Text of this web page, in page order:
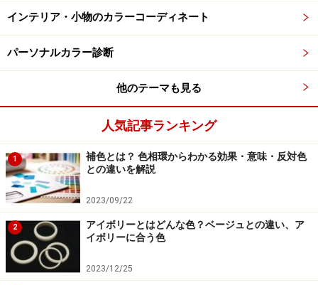
エレガントなワンピースの組み合わせ。2連ロングパー
ルネックレスとベージュのトートバッグを合わせていま
す。
■ブルーのコサージュを、ネイビーのジャケット＆ブル
出典：WEAR
ブルーのコサージュとネイビーのジャケットは、ひとつ
前にご紹介したアイテムと色違い。このコーディネート
のようにジャケットとスカートを色違いにすると、やや
カジュアルな印象になります。繊細なプリーツ加工を施
し、ふんわり軽やかに仕上げたサテンスカートは、動く
インテリア・小物のカラーコーディネート
パーソナルカラー診断
他のテーマも見る
人気記事ランキング
1
補色とは？ 色相環からわかる効果・意味・反対色
との違いを解説
2023/09/22
2
アイボリーとはどんな色？ベージュとの違い、ア
イボリーに合う色
2023/12/25